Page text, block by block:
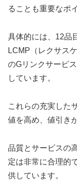
ることも重要なポ
具体的には、12品
LCMP（レクサス
のGリンクサービ
しています。
これらの充実した
値を高め、値引き
品質とサービスの
定は非常に合理的
供しています。